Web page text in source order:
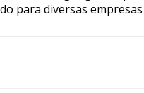
para diversas